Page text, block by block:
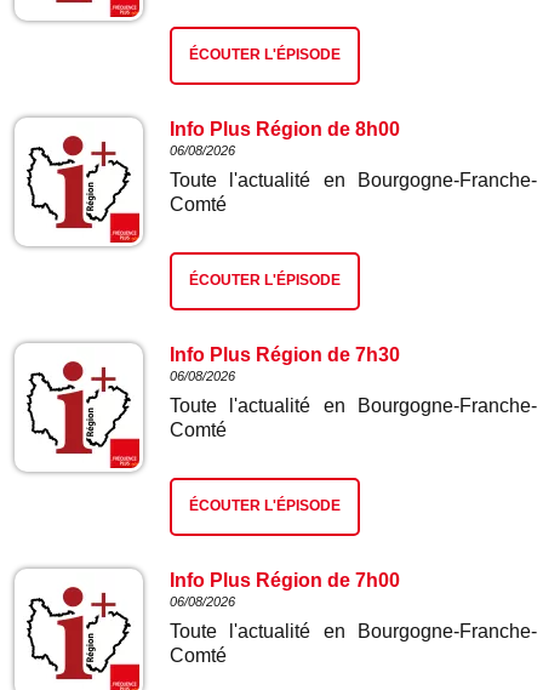
ÉCOUTER L'ÉPISODE
Info Plus Région de 8h00
06/08/2026
Toute l'actualité en Bourgogne-Franche-
Comté
ÉCOUTER L'ÉPISODE
Info Plus Région de 7h30
06/08/2026
Toute l'actualité en Bourgogne-Franche-
Comté
ÉCOUTER L'ÉPISODE
Info Plus Région de 7h00
06/08/2026
Toute l'actualité en Bourgogne-Franche-
Comté